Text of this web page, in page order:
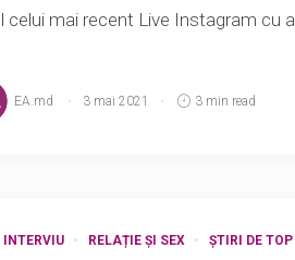
celui mai recent Live Instagram cu
EA.md 3 mai 2021 3 min read
INTERVIU RELAȚIE ȘI SEX ȘTIRI DE TOP